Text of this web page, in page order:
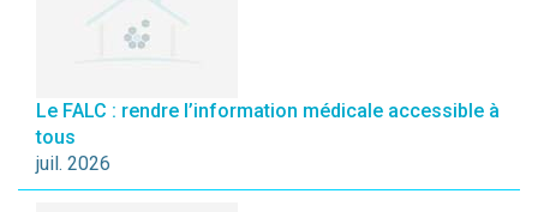
Le FALC : rendre l’information médicale accessible à
tous
juil. 2026